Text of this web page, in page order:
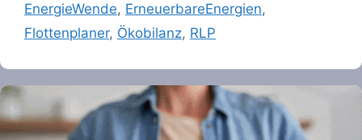
EnergieWende, ErneuerbareEnergien,
Flottenplaner, Ökobilanz, RLP